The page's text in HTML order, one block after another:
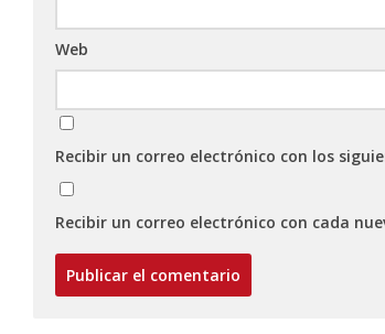
Web
Recibir un correo electrónico con los
Recibir un correo electrónico con cada